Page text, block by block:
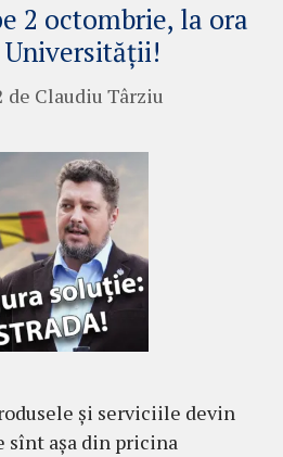
2 octombrie, la ora
Universității!
de Claudiu Târziu
și serviciile devin
sînt așa din pricina